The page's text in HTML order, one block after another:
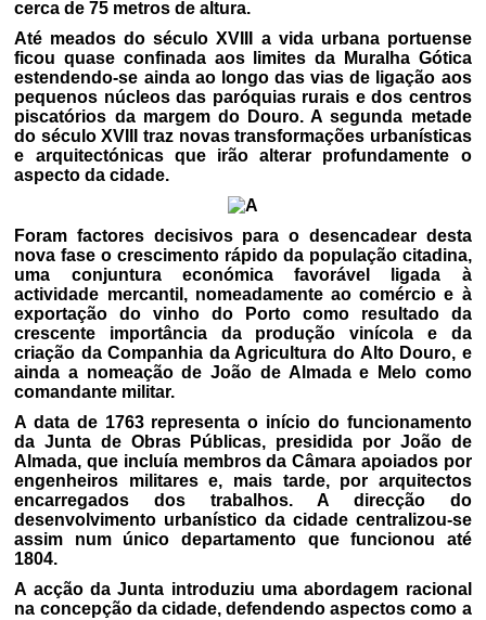
cerca de 75 metros de altura.
Até meados do século XVIII a vida urbana portuense
ficou quase confinada aos limites da Muralha Gótica
estendendo-se ainda ao longo das vias de ligação aos
pequenos núcleos das paróquias rurais e dos centros
piscatórios da margem do Douro. A segunda metade
do século XVIII traz novas transformações urbanísticas
e arquitectónicas que irão alterar profundamente o
aspecto da cidade.
Foram factores decisivos para o desencadear desta
nova fase o crescimento rápido da população citadina,
uma conjuntura económica favorável ligada à
actividade mercantil, nomeadamente ao comércio e à
exportação do vinho do Porto como resultado da
crescente importância da produção vinícola e da
criação da Companhia da Agricultura do Alto Douro, e
ainda a nomeação de João de Almada e Melo como
comandante militar.
A data de 1763 representa o início do funcionamento
da Junta de Obras Públicas, presidida por João de
Almada, que incluía membros da Câmara apoiados por
engenheiros militares e, mais tarde, por arquitectos
encarregados dos trabalhos. A direcção do
desenvolvimento urbanístico da cidade centralizou-se
assim num único departamento que funcionou até
1804.
A acção da Junta introduziu uma abordagem racional
na concepção da cidade, defendendo aspectos como a